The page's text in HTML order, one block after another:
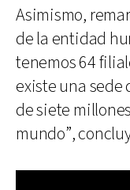
Asimismo,
de la entidad
tenemos 64
existe una sede
de siete
mundo”,